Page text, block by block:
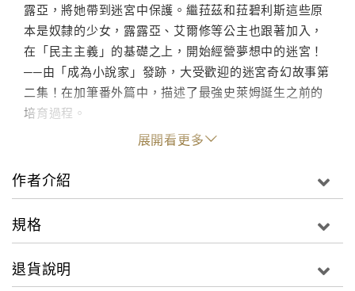
露亞，將她帶到迷宮中保護。繼菈茲和菈碧利斯這些原
本是奴隸的少女，露露亞、艾爾修等公主也跟著加入，
在「民主主義」的基礎之上，開始經營夢想中的迷宮！
──由「成為小說家」發跡，大受歡迎的迷宮奇幻故事第
二集！在加筆番外篇中，描述了最強史萊姆誕生之前的
培育過程。
展開看更多
作者介紹
規格
退貨說明